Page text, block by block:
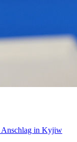
Anschlag in Kyjiw